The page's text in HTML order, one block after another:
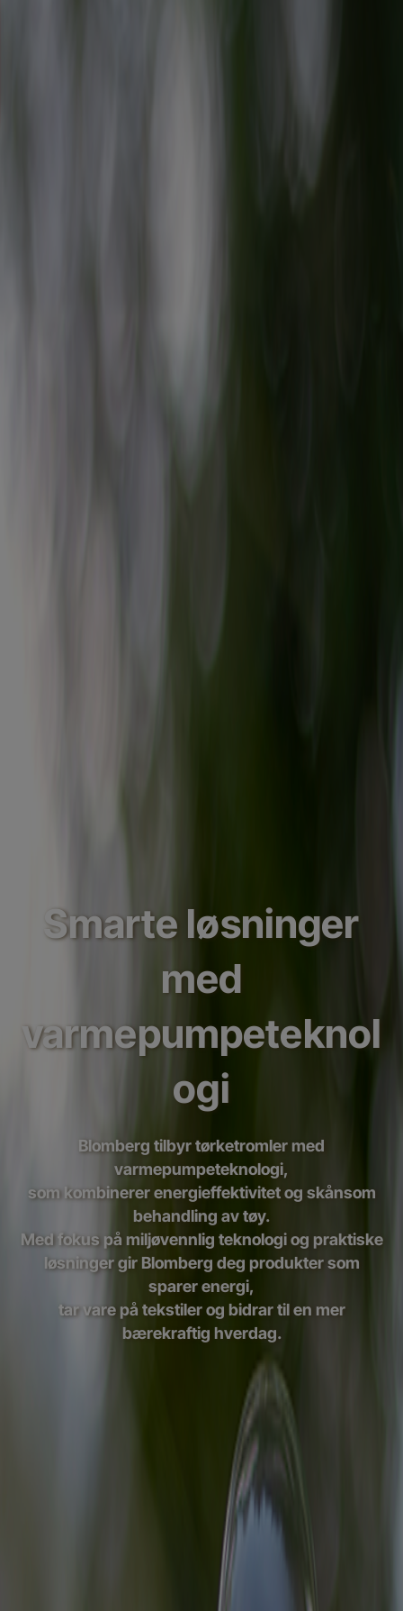
Smarte løsninger
med
varmepumpeteknol
ogi
Blomberg tilbyr tørketromler med
varmepumpeteknologi,
som kombinerer energieffektivitet og skånsom
behandling av tøy.
Med fokus på miljøvennlig teknologi og praktiske
løsninger gir Blomberg deg produkter som
sparer energi,
tar vare på tekstiler og bidrar til en mer
bærekraftig hverdag.